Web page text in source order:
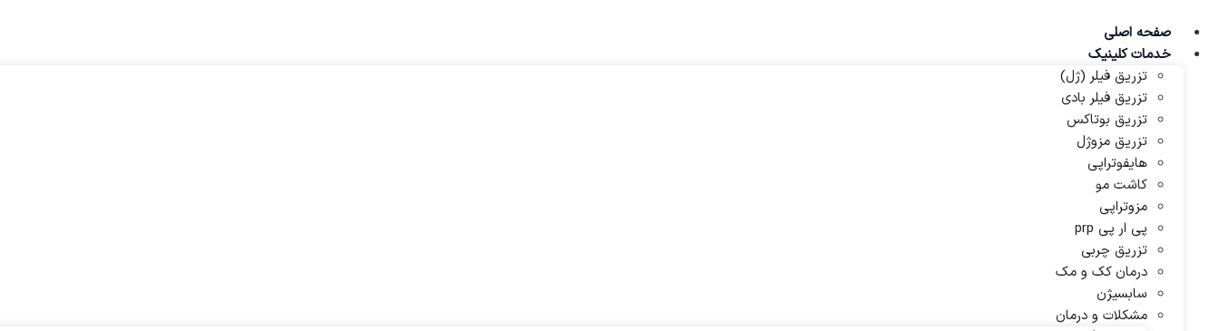
محتوا
صفحه اصلی
خدمات کلینیک
تزریق فیلر (ژل)
تزریق فیلر بادی
تزریق بوتاکس
تزریق مزوژل
هایفوتراپی
کاشت مو
مزوتراپی
پی ار پی prp
تزریق چربی
درمان کک و مک
سابسیژن
مشکلات و درمان